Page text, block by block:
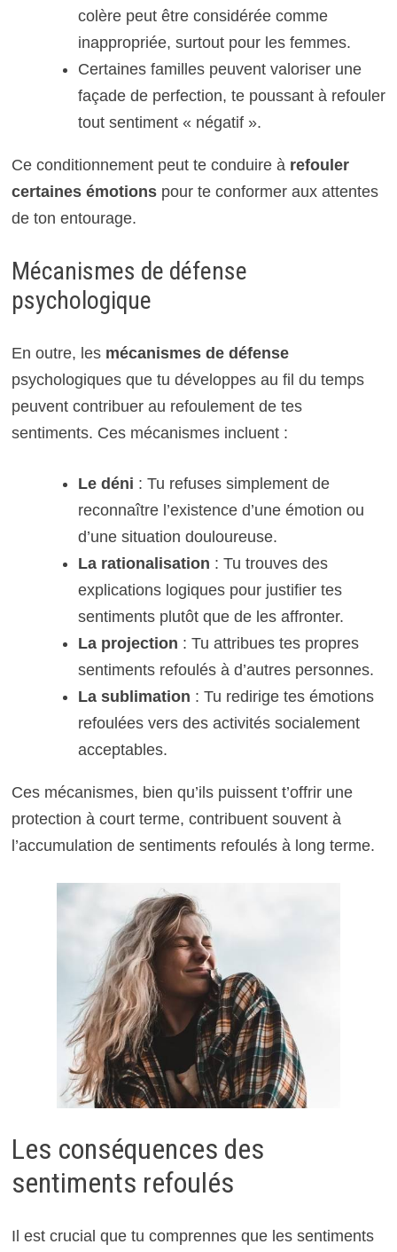
colère peut être considérée comme
inappropriée, surtout pour les femmes.
Certaines familles peuvent valoriser une
façade de perfection, te poussant à refouler
tout sentiment « négatif ».
Ce conditionnement peut te conduire à refouler
certaines émotionspour te conformer aux attentes
de ton entourage.
Mécanismes de défense
psychologique
En outre, les mécanismes de défense
psychologiques que tu développes au fil du temps
peuvent contribuer au refoulement de tes
sentiments. Ces mécanismes incluent :
Le déni : Tu refuses simplement de
reconnaître l’existence d’une émotion ou
d’une situation douloureuse.
La rationalisation : Tu trouves des
explications logiques pour justifier tes
sentiments plutôt que de les affronter.
La projection : Tu attribues tes propres
sentiments refoulés à d’autres personnes.
La sublimation : Tu redirige tes émotions
refoulées vers des activités socialement
acceptables.
Ces mécanismes, bien qu’ils puissent t’offrir une
protection à court terme, contribuent souvent à
l’accumulation de sentiments refoulés à long terme.
Les conséquences des
sentiments refoulés
Il est crucial que tu comprennes que les sentiments